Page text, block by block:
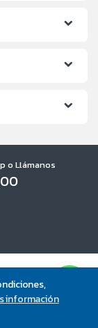
información
o Llámanos